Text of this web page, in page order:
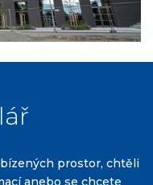
prostor, chtěli
anebo se chcete